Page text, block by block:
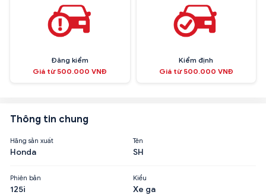
Đăng kiểm
Giá từ 500.000 VNĐ
Kiểm định
Giá từ 500.000 VNĐ
Thông tin chung
Hãng sản xuất
Honda
Tên
SH
Phiên bản
125i
Kiểu
Xe ga